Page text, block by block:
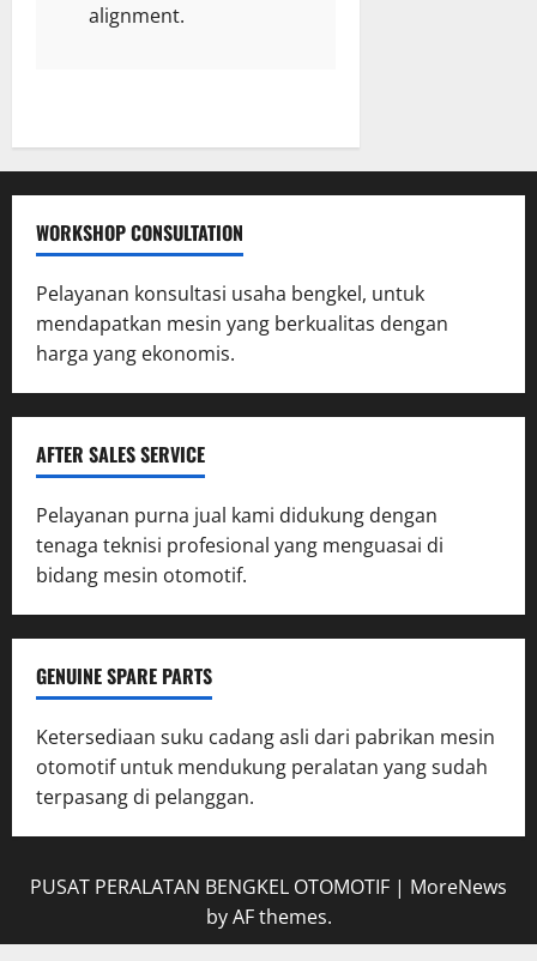
alignment.
WORKSHOP CONSULTATION
Pelayanan konsultasi usaha bengkel, untuk
mendapatkan mesin yang berkualitas dengan
harga yang ekonomis.
AFTER SALES SERVICE
Pelayanan purna jual kami didukung dengan
tenaga teknisi profesional yang menguasai di
bidang mesin otomotif.
GENUINE SPARE PARTS
Ketersediaan suku cadang asli dari pabrikan mesin
otomotif untuk mendukung peralatan yang sudah
terpasang di pelanggan.
PUSAT PERALATAN BENGKEL OTOMOTIF | MoreNews
by AF themes.